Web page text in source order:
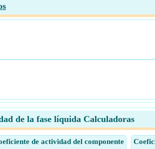
de la fase líquida Calculadoras
de actividad del componente